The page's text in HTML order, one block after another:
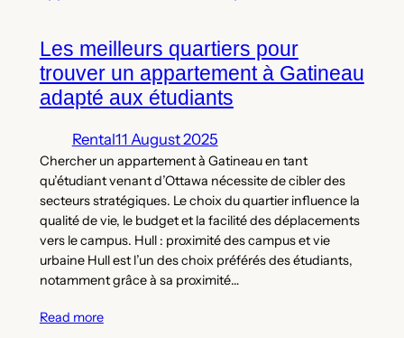
Les meilleurs quartiers pour
trouver un appartement à Gatineau
adapté aux étudiants
Rental11 August 2025
Chercher un appartement à Gatineau en tant
qu’étudiant venant d’Ottawa nécessite de cibler des
secteurs stratégiques. Le choix du quartier influence la
qualité de vie, le budget et la facilité des déplacements
vers le campus. Hull : proximité des campus et vie
urbaine Hull est l’un des choix préférés des étudiants,
notamment grâce à sa proximité…
Read more